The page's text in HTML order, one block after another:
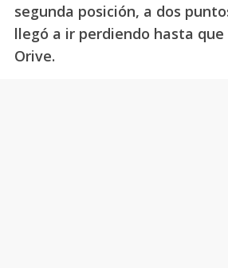
segunda posición, a dos
llegó a ir perdiendo hasta
Orive.